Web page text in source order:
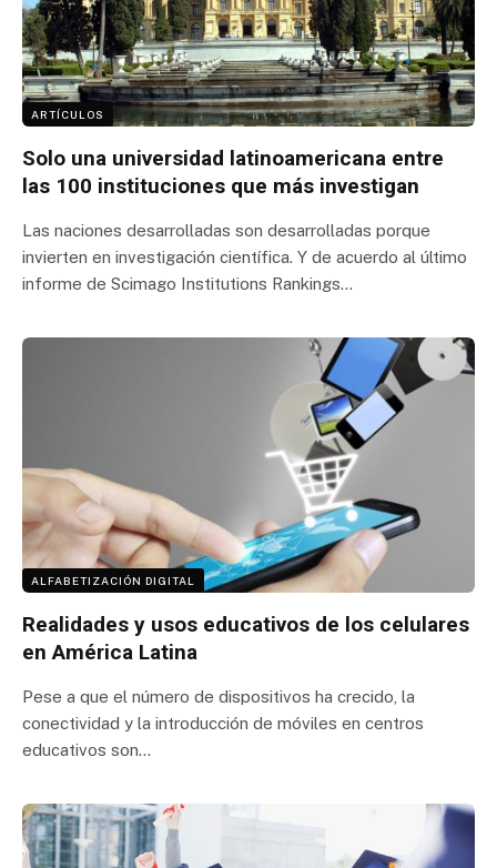
ARTÍCULOS
Solo una universidad latinoamericana entre
las 100 instituciones que más investigan
Las naciones desarrolladas son desarrolladas porque
invierten en investigación científica. Y de acuerdo al último
informe de Scimago Institutions Rankings…
ALFABETIZACIÓN DIGITAL
Realidades y usos educativos de los celulares
en América Latina
Pese a que el número de dispositivos ha crecido, la
conectividad y la introducción de móviles en centros
educativos son…